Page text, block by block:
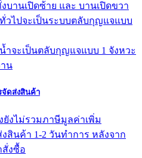
บานเปิดซ้าย และ บานเปิดขวา
วไปจะเป็นระบบตลับกุญแจแบบ
จะเป็นตลับกุญแจแบบ 1 จังหวะ
น
จัดส่งสินค้า
งไม่รวมภาษีมูลค่าเพิ่ม
งสินค้า 1-2 วันทำการ หลังจาก
สั่งซื้อ